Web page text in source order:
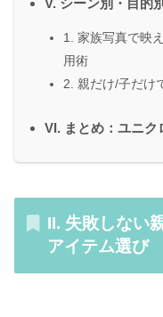
1. 家族写真で映
用術
2. 親だけ/子だけ
VI. まとめ：ユニク
II. 失敗しない
アイテム選び